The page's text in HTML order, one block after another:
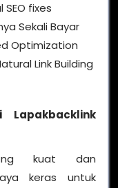
fixes
Sekali Bayar
Optimization
Link Building
Lapakbacklink
kuat dan
keras untuk